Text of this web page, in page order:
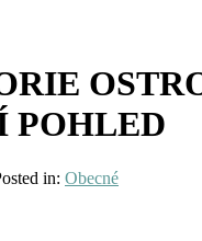
POHLED
in: Obecné